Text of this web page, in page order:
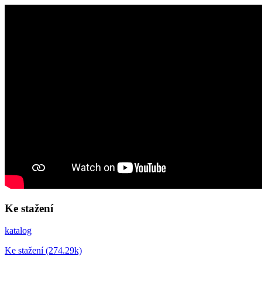
Ke stažení
katalog
Ke stažení (274.29k)